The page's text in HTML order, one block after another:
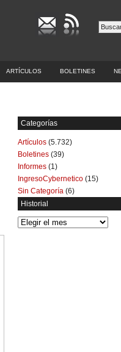
ARTÍCULOS BOLETINES
Categorías
Artículos (5.732)
Boletines (39)
Informes (1)
IngresoCybernetico (15)
Sin Categoría (6)
Historial
Historial